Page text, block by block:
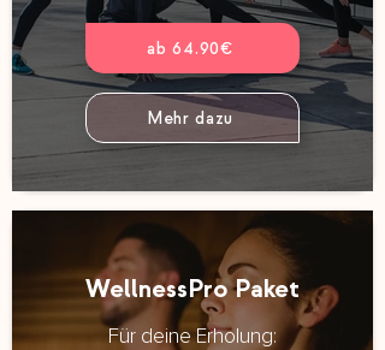
ab 64.90€
Mehr dazu
WellnessPro Paket
Für deine Erholung: